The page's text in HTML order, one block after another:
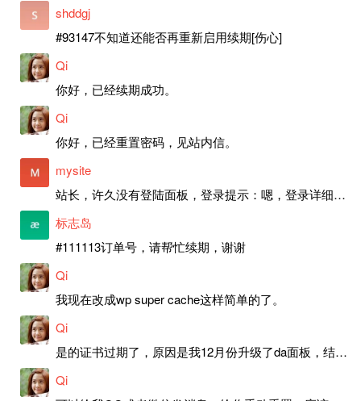
shddgj
#93147不知道还能否再重新启用续期[伤心]
Qi
你好，已经续期成功。
Qi
你好，已经重置密码，见站内信。
mysite
站长，许久没有登陆面板，登录提示：嗯，登录详细信息似乎不正确。请重试。 网站还可以正常使用。如果是密码问题请帮忙重置一下密码。谢谢。订单号：97790，账号：aa20210950。 站长，提交了工单，你回复续期成功，不过我的问题是面部登陆信息有问题，一直是初始密码，现在无法登陆，有时间麻烦排查一下。
标志岛
#111113订单号，请帮忙续期，谢谢
Qi
我现在改成wp super cache这样简单的了。
Qi
是的证书过期了，原因是我12月份升级了da面板，结果后台证书就不更新了，目前还在排查问题。切换PHP版本现在没有了，因为DA新版不支持。
Qi